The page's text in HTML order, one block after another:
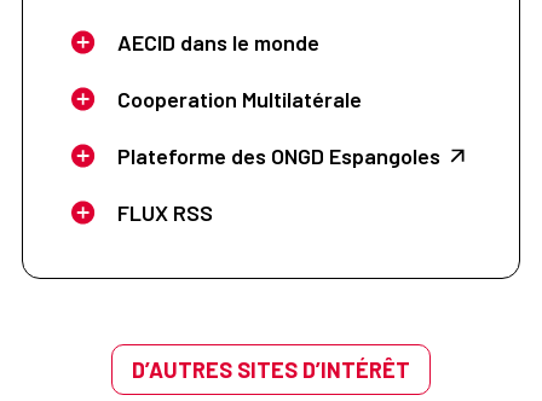
AECID dans le monde
Cooperation Multilatérale
Plateforme des ONGD Espangoles
FLUX RSS
D’AUTRES SITES D’INTÉRÊT